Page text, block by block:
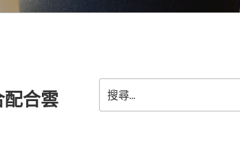
合雲
尋
關